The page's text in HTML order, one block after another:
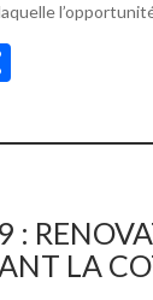
ta
er
:
LA